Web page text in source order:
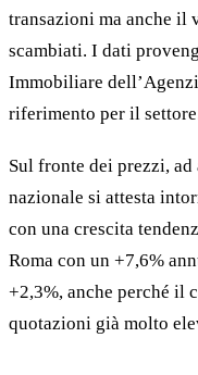
transazioni ma anche
scambiati. I dati
Immobiliare
riferimento per il
Sul fronte dei prezzi,
nazionale si attesta
con una crescita
Roma con un +7,6%
+2,3%, anche perché il
quotazioni già molto